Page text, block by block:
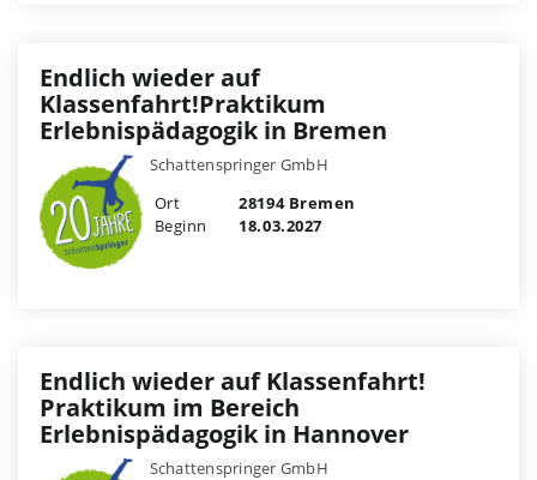
Endlich wieder auf
Klassenfahrt!Praktikum
Erlebnispädagogik in Bremen
Schattenspringer GmbH
Ort
28194 Bremen
Beginn
18.03.2027
Endlich wieder auf Klassenfahrt!
Praktikum im Bereich
Erlebnispädagogik in Hannover
Schattenspringer GmbH